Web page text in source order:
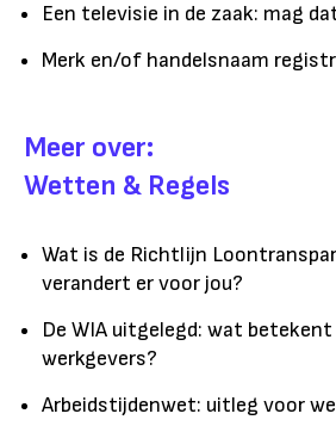
Een televisie in de zaak: mag
Merk en/of handelsnaam
Meer over:
Wetten & Regels
Wat is de Richtlijn
verandert er voor jou?
De WIA uitgelegd: wat
werkgevers?
Arbeidstijdenwet: uitleg voor